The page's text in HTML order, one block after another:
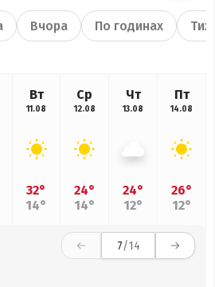
Вчора По годинах
Вт
11.08
32°
14°
Ср
12.08
24°
14°
Чт
13.08
24°
12°
Пт
14.08
26°
12°
7/14